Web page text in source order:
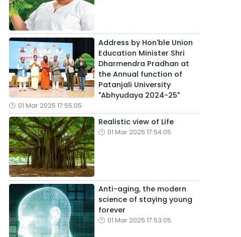
Address by Hon'ble Union
Education Minister Shri
Dharmendra Pradhan at
the Annual function of
Patanjali University
"Abhyudaya 2024-25"
01 Mar 2025 17:55:05
Realistic view of Life
01 Mar 2025 17:54:05
Anti-aging, the modern
science of staying young
forever
01 Mar 2025 17:53:05